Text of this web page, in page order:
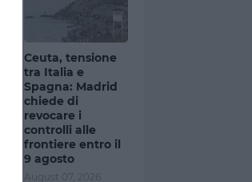
Ceuta, tensione
tra Italia e
Spagna: Madrid
chiede di
revocare i
controlli alle
frontiere entro il
9 agosto
August 07, 2026